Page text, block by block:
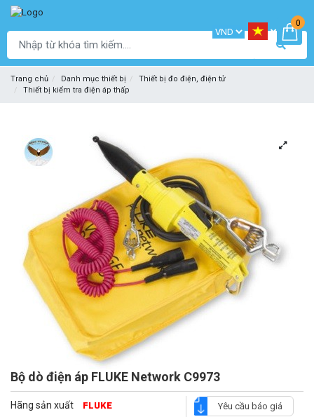
0
Trang chủ Danh mục thiết bị
Thiết bị đo điện, điện tử
Thiết bị kiểm tra điện áp thấp
Bộ dò điện áp FLUKE Network C9973
Hãng sản xuất FLUKE Yêu cầu báo giá